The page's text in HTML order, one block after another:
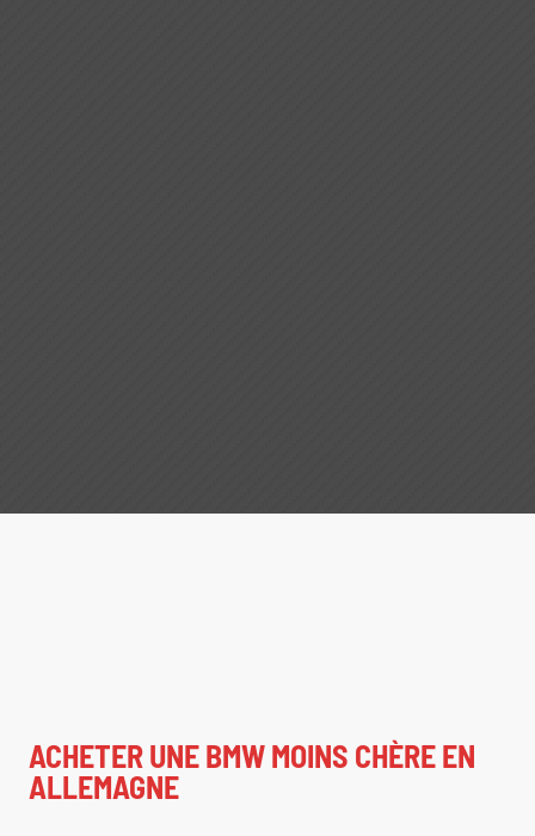
ACHETER UNE BMW MOINS CHÈRE EN
ALLEMAGNE